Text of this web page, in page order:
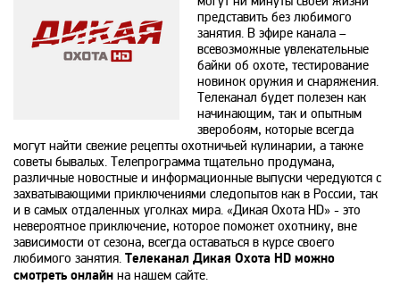
Kazakh TV KZ
MTV 00s
MTV 80s
представить без любимого
занятия. В эфире канала –
всевозможные увлекательные
байки об охоте, тестирование
новинок оружия и снаряжения.
Телеканал будет полезен как
начинающим, так и опытным
зверобоям, которые всегда
могут найти свежие рецепты охотничьей кулинарии, а также
советы бывалых. Телепрограмма тщательно продумана,
различные новостные и информационные выпуски чередуются с
захватывающими приключениями следопытов как в России, так
и в самых отдаленных уголках мира. «Дикая Охота HD» - это
невероятное приключение, которое поможет охотнику, вне
зависимости от сезона, всегда оставаться в курсе своего
любимого занятия. Телеканал Дикая Охота HD можно
смотреть онлайн на нашем сайте.